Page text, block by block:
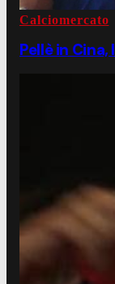
Calciomercato
Pellè in